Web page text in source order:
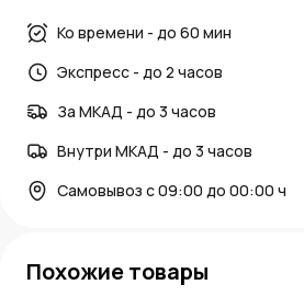
Ко времени - до 60 мин
Экспресс - до 2 часов
За МКАД - до 3 часов
Внутри МКАД - до 3 часов
Самовывоз с 09:00 до 00:00 ч
Похожие товары